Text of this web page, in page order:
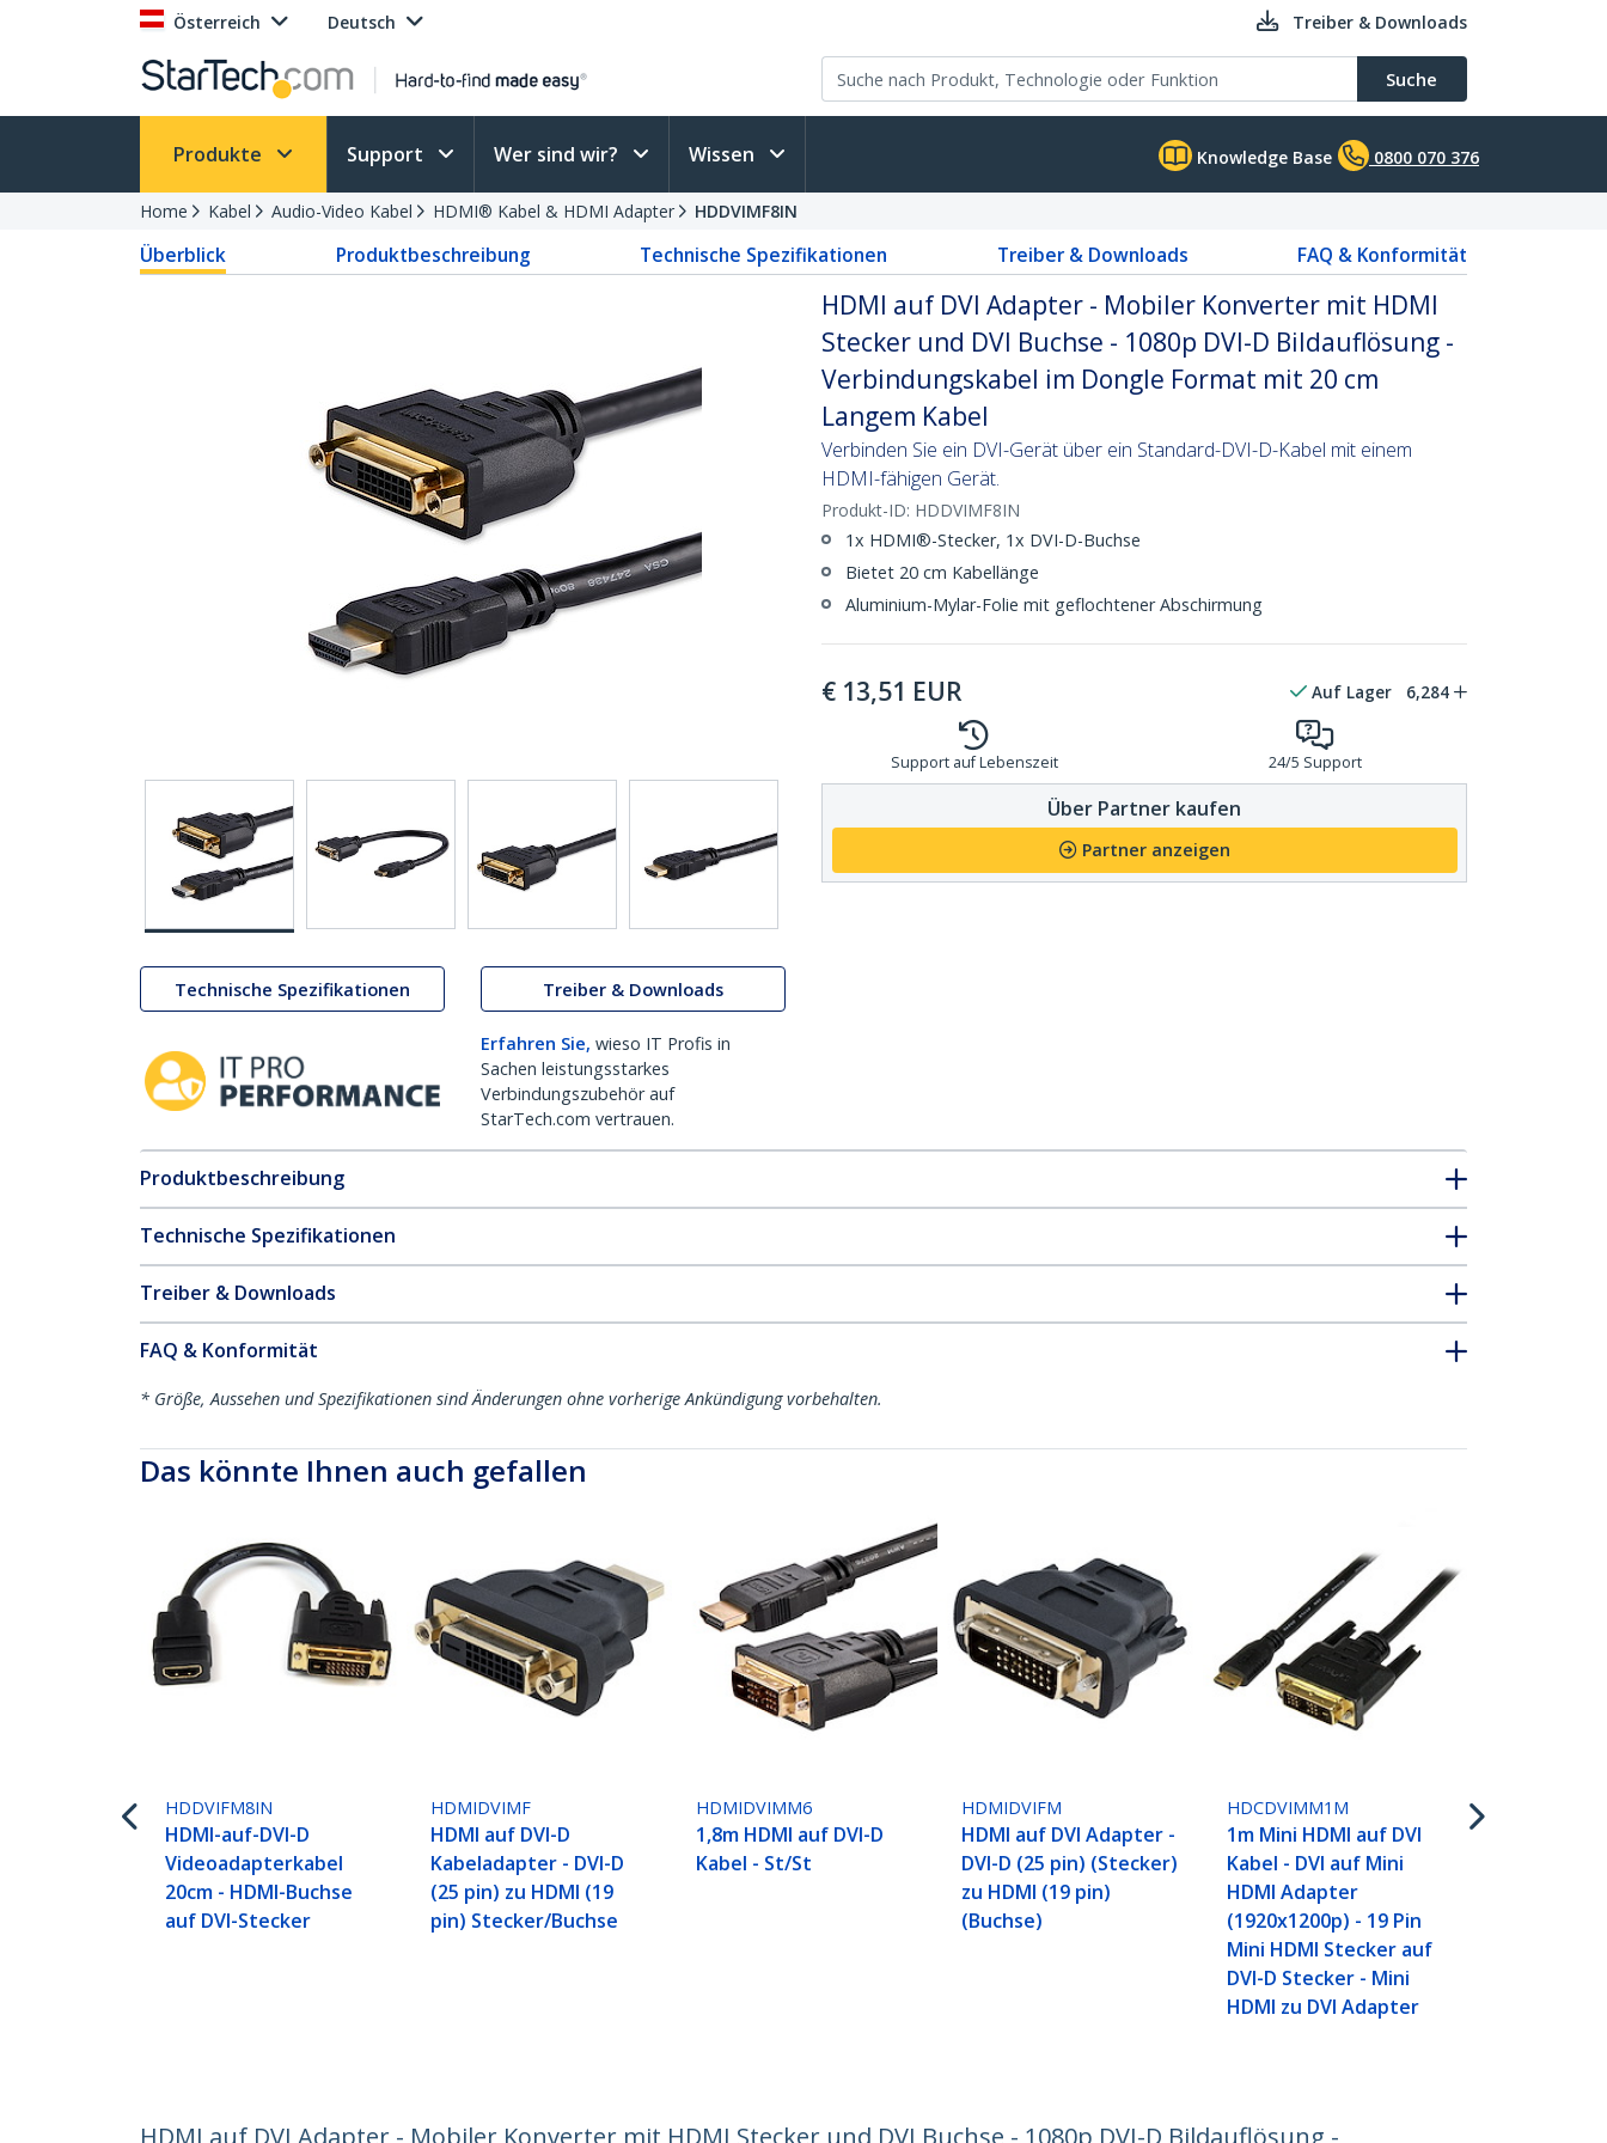
Österreich Deutsch Treiber & Downloads
Suche
Produkte Support Wer sind wir? Wissen Knowledge Base 0800 070 376
Home Kabel Audio-Video Kabel HDMI® Kabel & HDMI Adapter HDDVIMF8IN
Überblick Produktbeschreibung Technische Spezifikationen Treiber & Downloads FAQ & Konformität
Technische Spezifikationen Treiber & Downloads
Erfahren Sie, wieso IT Profis in
Sachen leistungsstarkes
Verbindungszubehör auf
StarTech.com vertrauen.
HDMI auf DVI Adapter - Mobiler Konverter mit HDMI
Stecker und DVI Buchse - 1080p DVI-D Bildauflösung -
Verbindungskabel im Dongle Format mit 20 cm
Langem Kabel
Verbinden Sie ein DVI-Gerät über ein Standard-DVI-D-Kabel mit einem
HDMI-fähigen Gerät.
Produkt-ID: HDDVIMF8IN
1x HDMI®-Stecker, 1x DVI-D-Buchse
Bietet 20 cm Kabellänge
Aluminium-Mylar-Folie mit geflochtener Abschirmung
€ 13,51 EUR Auf Lager 6,284
Support auf Lebenszeit 24/5 Support
Über Partner kaufen
Partner anzeigen
Produktbeschreibung
Technische Spezifikationen
Treiber & Downloads
FAQ & Konformität
* Größe, Aussehen und Spezifikationen sind Änderungen ohne vorherige Ankündigung vorbehalten.
Das könnte Ihnen auch gefallen
HDDVIFM8IN
HDMI-auf-DVI-D
Videoadapterkabel
20cm - HDMI-Buchse
auf DVI-Stecker
HDMIDVIMF
HDMI auf DVI-D
Kabeladapter - DVI-D
(25 pin) zu HDMI (19
pin) Stecker/Buchse
HDMIDVIMM6
1,8m HDMI auf DVI-D
Kabel - St/St
HDMIDVIFM
HDMI auf DVI Adapter -
DVI-D (25 pin) (Stecker)
zu HDMI (19 pin)
(Buchse)
HDCDVIMM1M
1m Mini HDMI auf DVI
Kabel - DVI auf Mini
HDMI Adapter
(1920x1200p) - 19 Pin
Mini HDMI Stecker auf
DVI-D Stecker - Mini
HDMI zu DVI Adapter